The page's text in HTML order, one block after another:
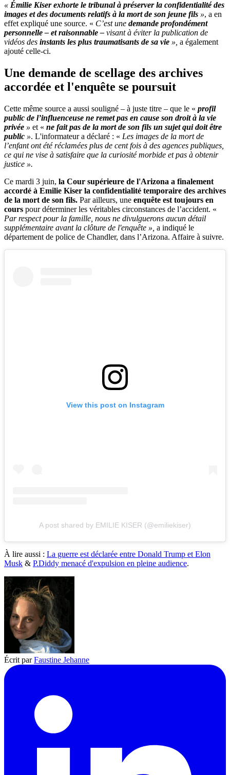
« Émilie Kiser exhorte le tribunal à préserver la confidentialité des
images et des documents relatifs à la mort de son jeune fils », a en
effet expliqué une source. « C’est une demande profondément
personnelle – et raisonnable – visant à éviter la publication de
vidéos des instants les plus traumatisants de sa vie », a également
ajouté celle-ci.
Une demande de scellage des archives
accordée et l'enquête se poursuit
Cette même source a aussi souligné – à juste titre – que le « profil
public de l’influenceuse ne remet pas en cause son droit à la vie
privée » et « ne fait pas de la mort de son fils un sujet qui doit être
public ». L'informateur a déclaré : « Les images de la mort de
l’enfant ont été réclamées plus de cent fois à des agences publiques,
ce qui ne vise à satisfaire que la curiosité morbide et pas à obtenir
justice ».
Ce mardi 3 juin, la Cour supérieure de l'Arizona a finalement
accordé à Emilie Kiser la confidentialité temporaire des archives
de la mort de son fils. Par ailleurs, une enquête est toujours en
cours pour déterminer les véritables circonstances de l’accident. «
Par respect pour la famille, nous ne divulguerons aucun détail
supplémentaire avant la clôture de l'enquête », a indiqué le
département de police de Chandler, dans l’Arizona. Affaire à suivre.
View this post on Instagram
A post shared by EMILIE KISER (@emiliekiser)
À lire aussi : La guerre est déclarée entre Donald Trump et Elon
Musk & P.Diddy menacé d'expulsion en pleine audience.
Écrit parFaustine Jehanne